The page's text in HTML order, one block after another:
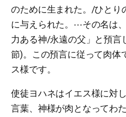
のために生まれた。/ひとり
に与えられた。⋯その名は、
力ある神/永遠の父」と預言
節)。この預言に従って肉体
ス様です。
使徒ヨハネはイエス様に対
言葉、神様が肉となってわ